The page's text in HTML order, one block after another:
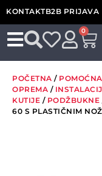
KONTAKTB2B PRIJAVA
0
POČETNA /
OPREMA /
KUTIJE / PODŽBUKNE
60 S PLASTIČNIM